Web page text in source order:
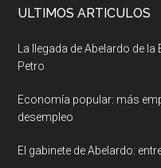
ULTIMOS ARTICULOS
La llegada de Abelardo de
Petro
Economía popular: más
desempleo
El gabinete de Abelardo: